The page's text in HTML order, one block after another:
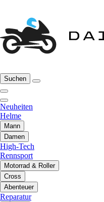
Suchen
Neuheiten
Helme
Mann
Damen
High-Tech
Rennsport
Motorrad & Roller
Cross
Abenteuer
Reparatur